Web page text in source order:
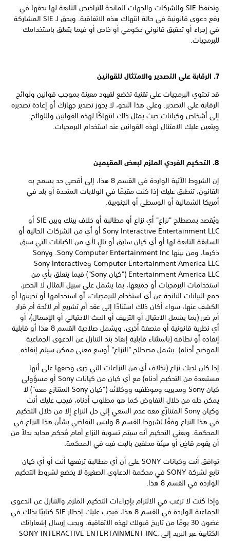
وتحتفظ SIE والشركات والجهات المانحة للتراخيص التابعة لها بحقها في
رفع دعوى قانونية في حالة انتهاك هذه الاتفاقية. ويحق لـ SIE المشاركة
في إجراء أو تحقيق قانوني حكومي أو خاص أو فيما يتعلق باستخدامك
للبرمجيات.
7. الرقابة على التصدير والامتثال للقوانين
قد تحتوي البرمجيات على تقنية تخضع لقيود معينة بموجب قوانين ولوائح
الرقابة على التصدير. وعلى هذا النحو، لا يجوز تصدير جهازك أو إعادة تصديره
إلى أشخاص وكيانات حيث يمثل ذلك انتهاكًا لهذه القوانين واللوائح.
ويتعين عليك الامتثال لهذه القوانين عند استخدام البرمجيات.
8. التحكيم الفردي الملزم لبعض المقيمين
إن الشروط الآتية الواردة في القسم 8 هذا، إلى أقصى حد يسمح به
القانون، تنطبق عليك إذا كنت مقيمًا في الولايات المتحدة أو بلد في
أمريكا الشمالية أو الوسطى أو الجنوبية.
ويُقصد بمصطلح "نزاع" أي نزاع أو مطالبة أو خلاف بينك وبين SIE أو
Sony Interactive Entertainment LLC أو أي من الشركات الحالية أو
السابقة التابعة لها أو أي كيان سابق أو تالٍ لأي من الكيانات التي سبق
ذكرها، ومن بينها Sony Computer Entertainment Inc. وSony
Computer Entertainment America LLC وSony Interactive
Entertainment America LLC ("كيان Sony") فيما يتعلق بأي من
استخدامات البرمجيات أو جميعها، بما يشمل على سبيل المثال لا الحصر،
جمع البيانات الناتجة عن أي استخدام للبرمجيات، أو استخدامها أو تخزينها أو
الكشف عنها، سواء أكان ذلك استنادًا إلى عقد أم تشريع أم لائحة أم قرار
أم ضرر (بما يشمل الاحتيال أو التزييف أو الحث الاحتيالي أو الإهمال)، أو
أي نظرية قانونية أو منصفة أخرى، ويشمل صلاحية القسم 8 هذا أو قابلية
إنفاذه أو نطاقه (باستثناء قابلية إنفاذ بند التنازل عن الدعوى الجماعية
الموضح أدناه). يشمل مصطلح "النزاع" أوسع معنى ممكن سيتم إنفاذه.
إذا كان لديك نزاع (بخلاف أي من النزاعات التي جرى وصفها على أنها
مستبعدة من التحكيم أدناه) مع أي كيان من كيانات Sony أو مسؤولي
كيان Sony ومديريه وموظفيه ووكلائه ("كيان Sony المتنازَع معه") لا
يمكن حله من خلال التفاوض كما هو مطلوب أدناه، فيجب عليك أنت
وكيان Sony المتنازَع معه عدم السعي إلى حل النزاع إلا من خلال التحكيم
في هذا النزاع وفقًا لشروط القسم 8 وليس التقاضي بشأن هذا النزاع في
المحكمة. ويعني التحكيم أنه سيتم تسوية النزاع أمام مُحكم محايد بدلاً من
أن يقوم قاضٍ أو هيئة محلفين بالبت فيه في المحكمة.
توافق أنت وكيانات SONY على أن أي مطالبة ترفعها أنت أو أي كيان
تابع لشركة SONY في محكمة الدعاوى الصغيرة لا يخضع لشروط التحكيم
الواردة في القسم 8 هذا.
وإذا كنت لا ترغب في الالتزام بإجراءات التحكيم الملزم والتنازل عن الدعوى
الجماعية الواردة في القسم 8 هذا، فيجب عليك إخطار SIE كتابيًا بذلك في
غضون 30 يومًا من تاريخ قبولك لهذه الاتفاقية. ويجب إرسال إشعاراتك
الكتابية عبر البريد إلى SONY INTERACTIVE ENTERTAINMENT INC.‎